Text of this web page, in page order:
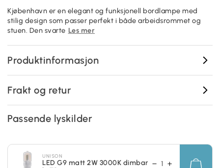
Kjøbenhavn er en elegant og funksjonell bordlampe med
stilig design som passer perfekt i både arbeidsrommet og
stuen. Den svarte Les mer
Produktinformasjon
Frakt og retur
Passende lyskilder
UNISON
LED G9 matt 2W 3000K dimbar